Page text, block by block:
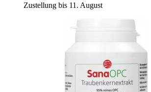
Zustellung bis 11. August